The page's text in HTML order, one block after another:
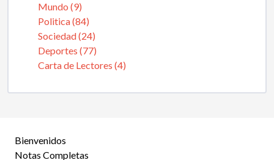
Mundo (9)
Politica (84)
Sociedad (24)
Deportes (77)
Carta de Lectores (4)
Bienvenidos
Notas Completas